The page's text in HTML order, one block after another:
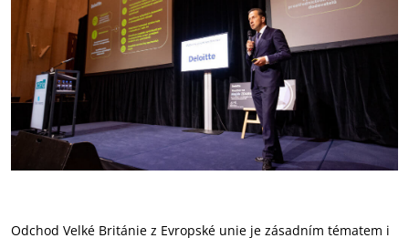
Odchod Velké Británie z Evropské unie je zásadním tématem i